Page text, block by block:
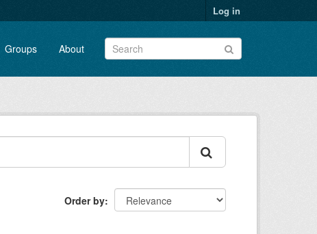
Log in
Groups About
Order by